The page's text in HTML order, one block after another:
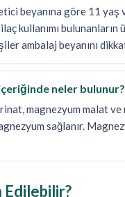
beyanına göre 11
kullanımı
ambalaj beyanını
neler bulunur?
magnezyum malat
sağlanır.
Edilebilir?